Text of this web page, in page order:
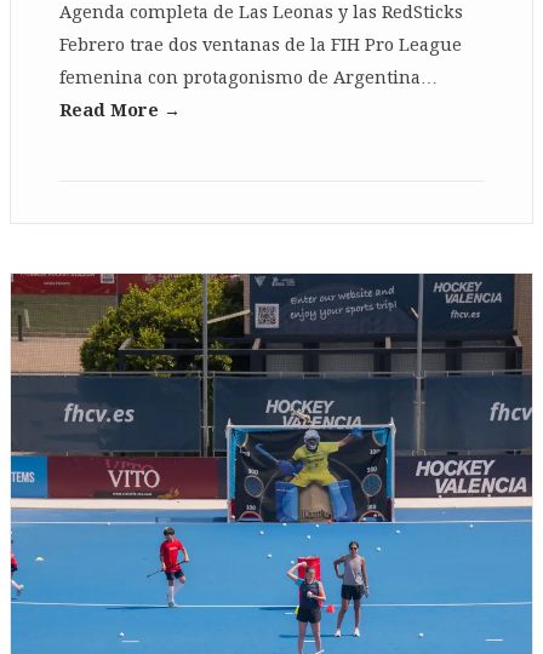
Agenda completa de Las Leonas y las RedSticks
Febrero trae dos ventanas de la FIH Pro League
femenina con protagonismo de Argentina…
Read More →